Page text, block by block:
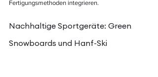
Fertigungsmethoden integrieren.
Nachhaltige Sportgeräte: Green
Snowboards und Hanf-Ski